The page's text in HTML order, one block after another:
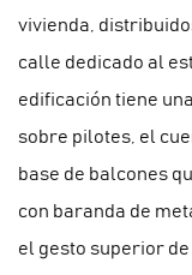
vivienda,
calle dedicado al
edificación tiene
sobre pilotes, el
base de balcones
con baranda de
el gesto superior